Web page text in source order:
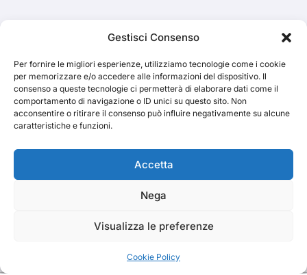
Gestisci Consenso
Per fornire le migliori esperienze, utilizziamo tecnologie come i cookie
per memorizzare e/o accedere alle informazioni del dispositivo. Il
consenso a queste tecnologie ci permetterà di elaborare dati come il
comportamento di navigazione o ID unici su questo sito. Non
acconsentire o ritirare il consenso può influire negativamente su alcune
caratteristiche e funzioni.
Accetta
Nega
Visualizza le preferenze
Cookie Policy
Cerca
TRAKS
Dal 2014 musica indipendente ed emergente